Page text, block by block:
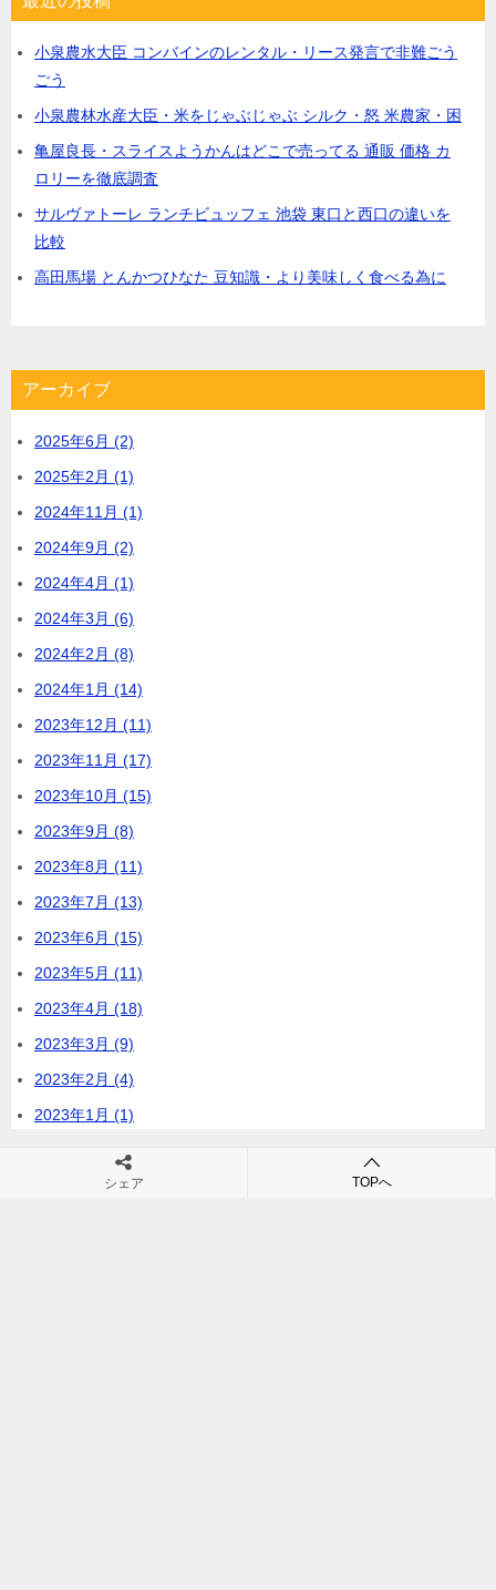
小泉農水大臣 コンバインのレンタル・リース発言で非難ごう
ごう
小泉農林水産大臣・米をじゃぶじゃぶ シルク・怒 米農家・困
亀屋良長・スライスようかんはどこで売ってる 通販 価格 カ
ロリーを徹底調査
サルヴァトーレ ランチビュッフェ 池袋 東口と西口の違いを
比較
高田馬場 とんかつひなた 豆知識・より美味しく食べる為に
アーカイブ
2025年6月 (2)
2025年2月 (1)
2024年11月 (1)
2024年9月 (2)
2024年4月 (1)
2024年3月 (6)
2024年2月 (8)
2024年1月 (14)
2023年12月 (11)
2023年11月 (17)
2023年10月 (15)
2023年9月 (8)
2023年8月 (11)
2023年7月 (13)
2023年6月 (15)
2023年5月 (11)
2023年4月 (18)
2023年3月 (9)
2023年2月 (4)
2023年1月 (1)
最近のコメント
シェア TOPへ